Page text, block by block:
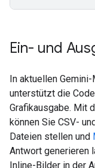
Ein- und
In aktuellen
unterstützt die
Grafikausgabe. Mit
können Sie CSV-
Dateien stellen und
Antwort generieren
Inline-Bilder in der